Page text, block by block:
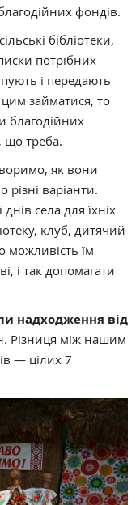
фондів.
бібліотеки,
потрібних
і передають
займатися, то
благодійних
що треба.
як вони
варіанти.
села для їхніх
клуб, дитячий
їм
і так допомагати
надходження від
Різниця між нашим
— цілих 7